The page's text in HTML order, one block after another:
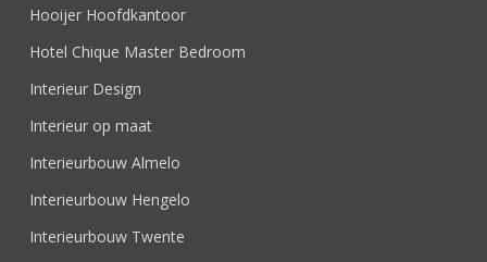
Hooijer Hoofdkantoor
Hotel Chique Master Bedroom
Interieur Design
Interieur op maat
Interieurbouw Almelo
Interieurbouw Hengelo
Interieurbouw Twente